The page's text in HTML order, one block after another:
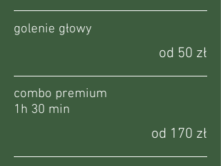
golenie głowy
od 50 zł
combo premium
1h 30 min
od 170 zł